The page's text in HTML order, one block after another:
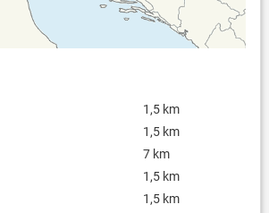
1,5 km
1,5 km
7 km
1,5 km
1,5 km